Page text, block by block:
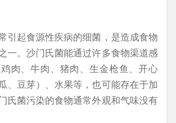
引起食源性疾病的细菌，是造成食物
一。沙门氏菌能通过许多食物渠道感
肉、牛肉、猪肉、生金枪鱼、开心
、豆芽）、水果等，也可能存在于加
氏菌污染的食物通常外观和气味没有